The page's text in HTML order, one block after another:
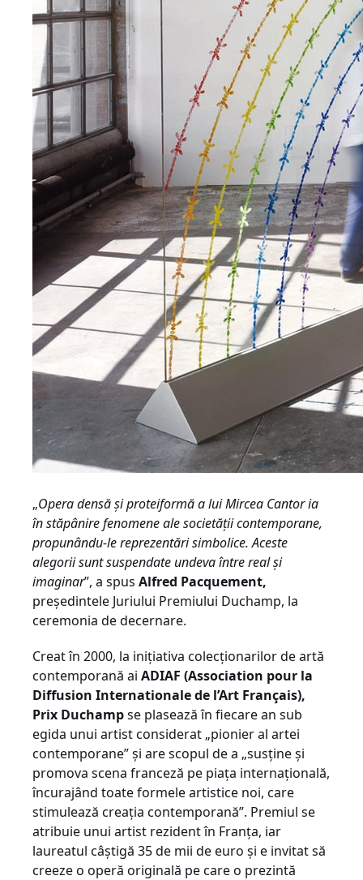
„Opera densă şi proteiformă a lui Mircea Cantor ia
în stăpânire fenomene ale societăţii contemporane,
propunându-le reprezentări simbolice. Aceste
alegorii sunt suspendate undeva între real şi
imaginar”, a spus Alfred Pacquement,
preşedintele Juriului Premiului Duchamp, la
ceremonia de decernare.
Creat în 2000, la iniţiativa colecţionarilor de artă
contemporană ai ADIAF (Association pour la
Diffusion Internationale de l’Art Français),
Prix Duchampse plasează în fiecare an sub
egida unui artist considerat „pionier al artei
contemporane” şi are scopul de a „susţine şi
promova scena franceză pe piaţa internaţională,
încurajând toate formele artistice noi, care
stimulează creaţia contemporană”. Premiul se
atribuie unui artist rezident în Franţa, iar
laureatul câştigă 35 de mii de euro şi e invitat să
creeze o operă originală pe care o prezintă